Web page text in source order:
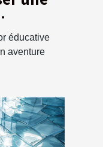
à
éducative
aventure